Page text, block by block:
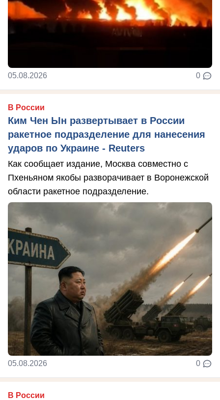
05.08.2026 0
В России
Ким Чен Ын развертывает в России
ракетное подразделение для нанесения
ударов по Украине - Reuters
Как сообщает издание, Москва совместно с
Пхеньяном якобы разворачивает в Воронежской
области ракетное подразделение.
05.08.2026 0
В России